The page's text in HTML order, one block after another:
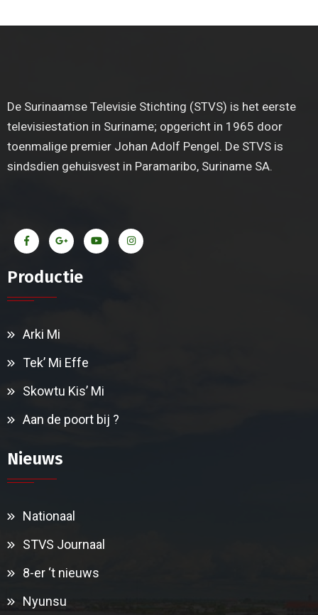
De Surinaamse Televisie Stichting (STVS) is het eerste
televisiestation in Suriname; opgericht in 1965 door
toenmalige premier Johan Adolf Pengel. De STVS is
sindsdien gehuisvest in Paramaribo, Suriname SA.
Productie
Arki Mi
Tek’ Mi Effe
Skowtu Kis’ Mi
Aan de poort bij ?
Nieuws
Nationaal
STVS Journaal
8-er ‘t nieuws
Nyunsu